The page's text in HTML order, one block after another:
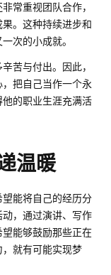
常重视团队合作，
。这种持续进步和
次的小成就。
苦与付出。因此，
把自己当作一个永
的职业生涯充满活
温暖
能将自己的经历分
，通过演讲、写作
能够鼓励那些正在
就有可能实现梦